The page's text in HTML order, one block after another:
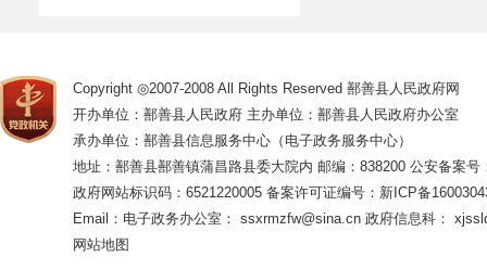
Copyright ◎2007-2008 All Rights Reserved 鄯善县人民政府网
开办单位：鄯善县人民政府 主办单位：鄯善县人民政府办公室
承办单位：鄯善县信息服务中心（电子政务服务中心）
地址：鄯善县鄯善镇蒲昌路县委大院内 邮编：838200 公安备案号
政府网站标识码：6521220005 备案许可证编号：新ICP备
Email：电子政务办公室： ssxrmzfw@sina.cn 政府信息科：
网站地图